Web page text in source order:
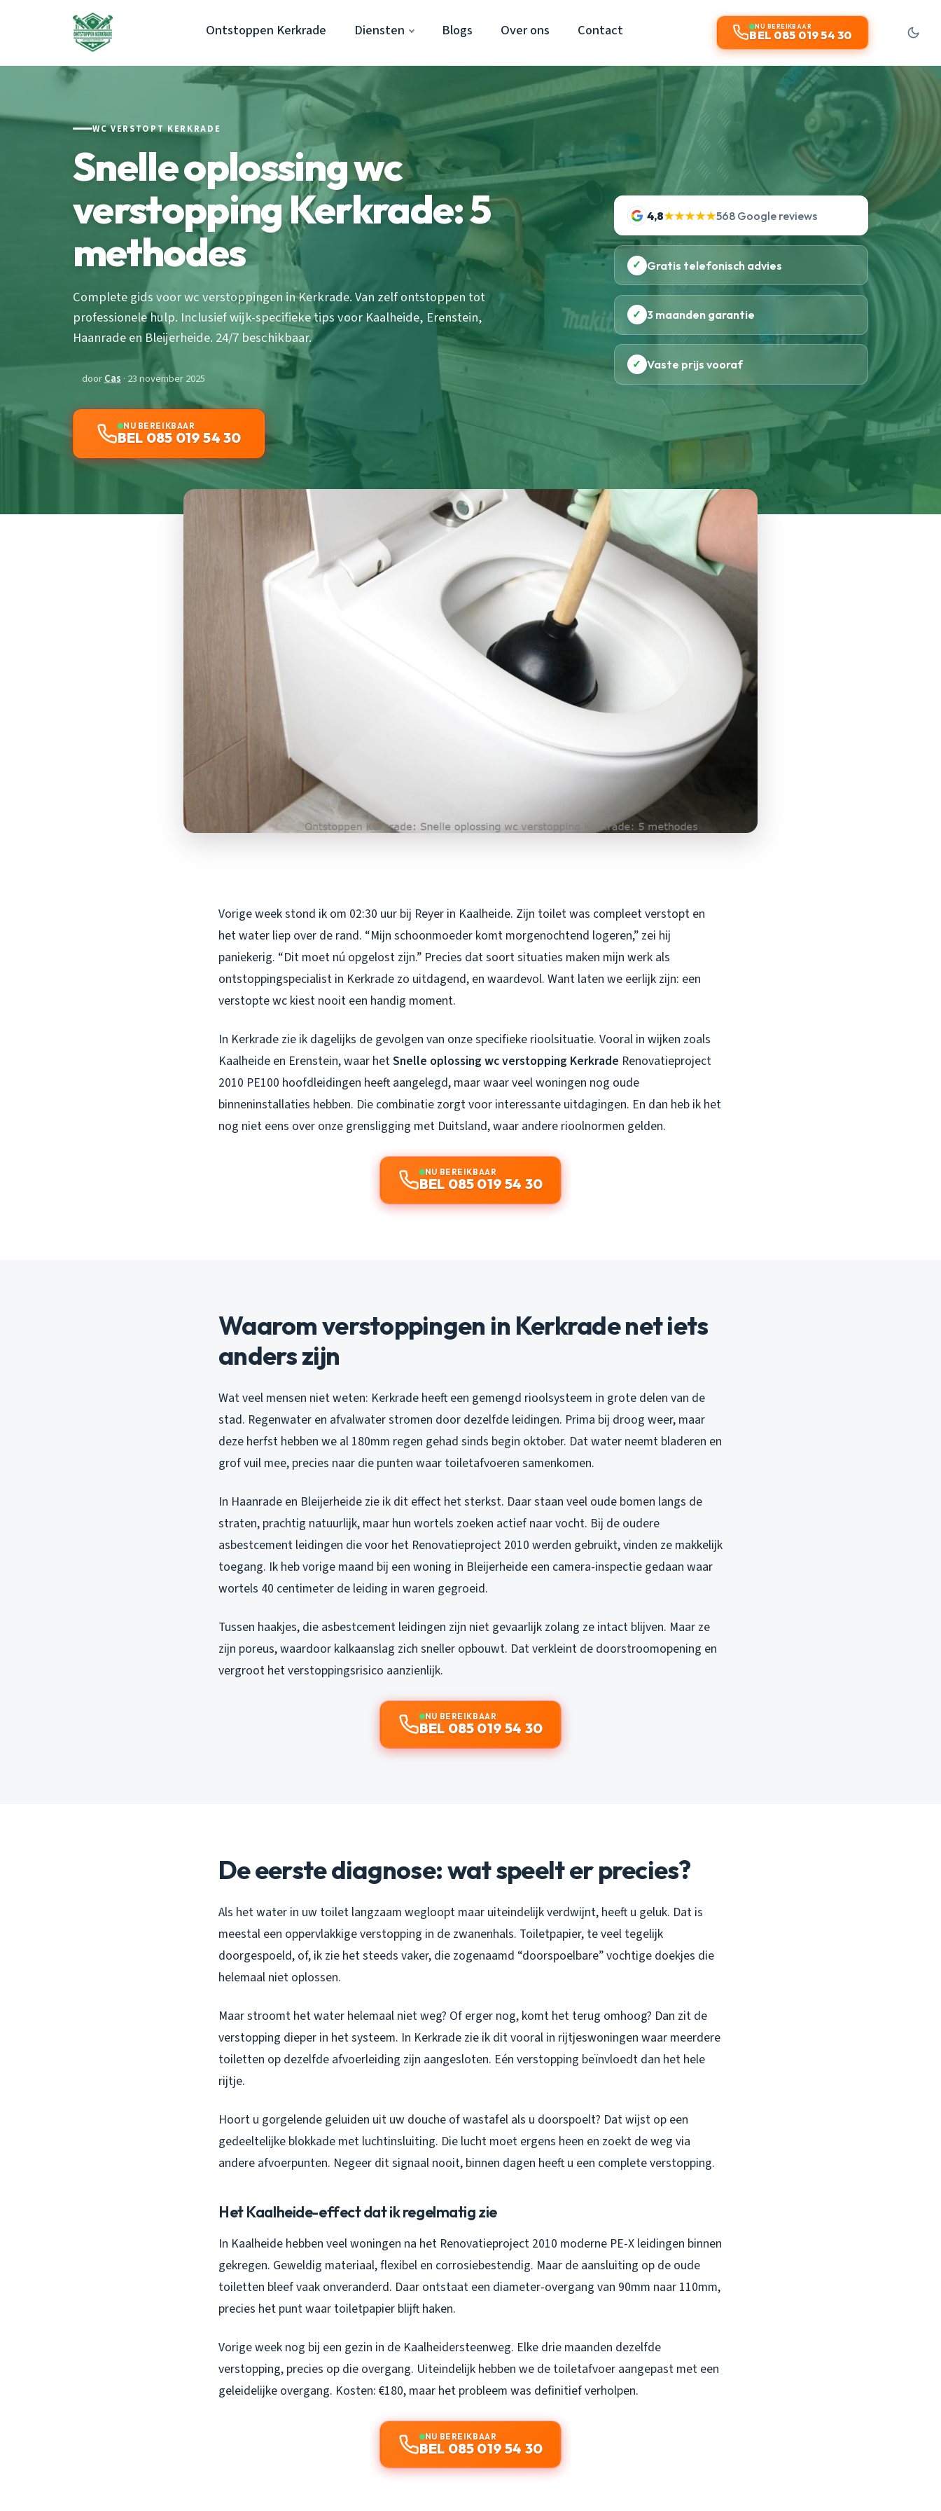
Ontstoppen Kerkrade Diensten Blogs Over ons Contact NU BEREIKBAAR
BEL 085 019 54 30
WC VERSTOPT KERKRADE
Snelle oplossing wc
verstopping Kerkrade: 5
methodes
Complete gids voor wc verstoppingen in Kerkrade. Van zelf ontstoppen tot
professionele hulp. Inclusief wijk-specifieke tips voor Kaalheide, Erenstein,
Haanrade en Bleijerheide. 24/7 beschikbaar.
doorCas · 23 november 2025
NU BEREIKBAAR
BEL 085 019 54 30
4,8★★★★★568 Google reviews
✓ Gratis telefonisch advies
✓ 3 maanden garantie
✓ Vaste prijs vooraf
Vorige week stond ik om 02:30 uur bij Reyer in Kaalheide. Zijn toilet was compleet verstopt en
het water liep over de rand. “Mijn schoonmoeder komt morgenochtend logeren,” zei hij
paniekerig. “Dit moet nú opgelost zijn.” Precies dat soort situaties maken mijn werk als
ontstoppingspecialist in Kerkrade zo uitdagend, en waardevol. Want laten we eerlijk zijn: een
verstopte wc kiest nooit een handig moment.
In Kerkrade zie ik dagelijks de gevolgen van onze specifieke rioolsituatie. Vooral in wijken zoals
Kaalheide en Erenstein, waar hetSnelle oplossing wc verstopping Kerkrade Renovatieproject
2010 PE100 hoofdleidingen heeft aangelegd, maar waar veel woningen nog oude
binneninstallaties hebben. Die combinatie zorgt voor interessante uitdagingen. En dan heb ik het
nog niet eens over onze grensligging met Duitsland, waar andere rioolnormen gelden.
NU BEREIKBAAR
BEL 085 019 54 30
Waarom verstoppingen in Kerkrade net iets
anders zijn
Wat veel mensen niet weten: Kerkrade heeft een gemengd rioolsysteem in grote delen van de
stad. Regenwater en afvalwater stromen door dezelfde leidingen. Prima bij droog weer, maar
deze herfst hebben we al 180mm regen gehad sinds begin oktober. Dat water neemt bladeren en
grof vuil mee, precies naar die punten waar toiletafvoeren samenkomen.
In Haanrade en Bleijerheide zie ik dit effect het sterkst. Daar staan veel oude bomen langs de
straten, prachtig natuurlijk, maar hun wortels zoeken actief naar vocht. Bij de oudere
asbestcement leidingen die voor het Renovatieproject 2010 werden gebruikt, vinden ze makkelijk
toegang. Ik heb vorige maand bij een woning in Bleijerheide een camera-inspectie gedaan waar
wortels 40 centimeter de leiding in waren gegroeid.
Tussen haakjes, die asbestcement leidingen zijn niet gevaarlijk zolang ze intact blijven. Maar ze
zijn poreus, waardoor kalkaanslag zich sneller opbouwt. Dat verkleint de doorstroomopening en
vergroot het verstoppingsrisico aanzienlijk.
NU BEREIKBAAR
BEL 085 019 54 30
De eerste diagnose: wat speelt er precies?
Als het water in uw toilet langzaam wegloopt maar uiteindelijk verdwijnt, heeft u geluk. Dat is
meestal een oppervlakkige verstopping in de zwanenhals. Toiletpapier, te veel tegelijk
doorgespoeld, of, ik zie het steeds vaker, die zogenaamd “doorspoelbare” vochtige doekjes die
helemaal niet oplossen.
Maar stroomt het water helemaal niet weg? Of erger nog, komt het terug omhoog? Dan zit de
verstopping dieper in het systeem. In Kerkrade zie ik dit vooral in rijtjeswoningen waar meerdere
toiletten op dezelfde afvoerleiding zijn aangesloten. Eén verstopping beïnvloedt dan het hele
rijtje.
Hoort u gorgelende geluiden uit uw douche of wastafel als u doorspoelt? Dat wijst op een
gedeeltelijke blokkade met luchtinsluiting. Die lucht moet ergens heen en zoekt de weg via
andere afvoerpunten. Negeer dit signaal nooit, binnen dagen heeft u een complete verstopping.
Het Kaalheide-effect dat ik regelmatig zie
In Kaalheide hebben veel woningen na het Renovatieproject 2010 moderne PE-X leidingen binnen
gekregen. Geweldig materiaal, flexibel en corrosiebestendig. Maar de aansluiting op de oude
toiletten bleef vaak onveranderd. Daar ontstaat een diameter-overgang van 90mm naar 110mm,
precies het punt waar toiletpapier blijft haken.
Vorige week nog bij een gezin in de Kaalheidersteenweg. Elke drie maanden dezelfde
verstopping, precies op die overgang. Uiteindelijk hebben we de toiletafvoer aangepast met een
geleidelijke overgang. Kosten: €180, maar het probleem was definitief verholpen.
NU BEREIKBAAR
BEL 085 019 54 30